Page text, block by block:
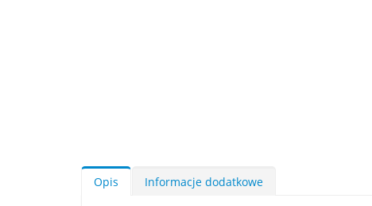
Opis Informacje dodatkowe